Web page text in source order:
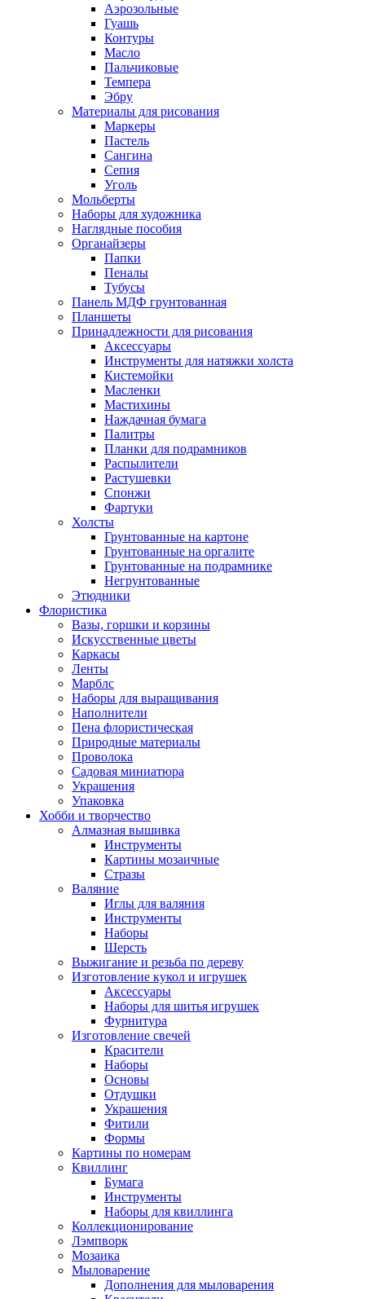
Аэрозольные
Гуашь
Контуры
Масло
Пальчиковые
Темпера
Эбру
Материалы для рисования
Маркеры
Пастель
Сангина
Сепия
Уголь
Мольберты
Наборы для художника
Наглядные пособия
Органайзеры
Папки
Пеналы
Тубусы
Панель МДФ грунтованная
Планшеты
Принадлежности для рисования
Аксессуары
Инструменты для натяжки холста
Кистемойки
Масленки
Мастихины
Наждачная бумага
Палитры
Планки для подрамников
Распылители
Растушевки
Спонжи
Фартуки
Холсты
Грунтованные на картоне
Грунтованные на оргалите
Грунтованные на подрамнике
Негрунтованные
Этюдники
Флористика
Вазы, горшки и корзины
Искусственные цветы
Каркасы
Ленты
Марблс
Наборы для выращивания
Наполнители
Пена флористическая
Природные материалы
Проволока
Садовая миниатюра
Украшения
Упаковка
Хобби и творчество
Алмазная вышивка
Инструменты
Картины мозаичные
Стразы
Валяние
Иглы для валяния
Инструменты
Наборы
Шерсть
Выжигание и резьба по дереву
Изготовление кукол и игрушек
Аксессуары
Наборы для шитья игрушек
Фурнитура
Изготовление свечей
Красители
Наборы
Основы
Отдушки
Украшения
Фитили
Формы
Картины по номерам
Квиллинг
Бумага
Инструменты
Наборы для квиллинга
Коллекционирование
Лэмпворк
Мозаика
Мыловарение
Дополнения для мыловарения